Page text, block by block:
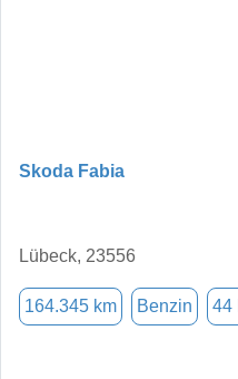
Skoda Fabia
Lübeck, 23556
164.345 km Benzin 44